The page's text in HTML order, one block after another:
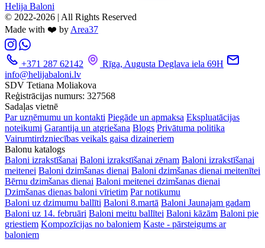
Helija Baloni
© 2022-2026 | All Rights Reserved
Made with ❤️ by Area37
+371 287 62142
Rīga, Augusta Deglava iela 69H
info@helijabaloni.lv
SDV Tetiana Moliakova
Reģistrācijas numurs: 327568
Sadaļas vietnē
Par uzņēmumu un kontakti Piegāde un apmaksa Ekspluatācijas
noteikumi Garantija un atgriešana Blogs Privātuma politika
Vairumtirdzniecības veikals gaisa dizaineriem
Balonu katalogs
Baloni izrakstīšanai Baloni izrakstīšanai zēnam Baloni izrakstīšanai
meitenei Baloni dzimšanas dienai Baloni dzimšanas dienai meitenītei
Bērnu dzimšanas dienai Baloni meitenei dzimšanas dienai
Dzimšanas dienas baloni vīrietim Par notikumu
Baloni uz dzimumu ballīti Baloni 8.martā Baloni Jaunajam gadam
Baloni uz 14. februāri Baloni meitu ballītei Baloni kāzām Baloni pie
griestiem Kompozīcijas no baloniem Kaste - pārsteigums ar
baloniem